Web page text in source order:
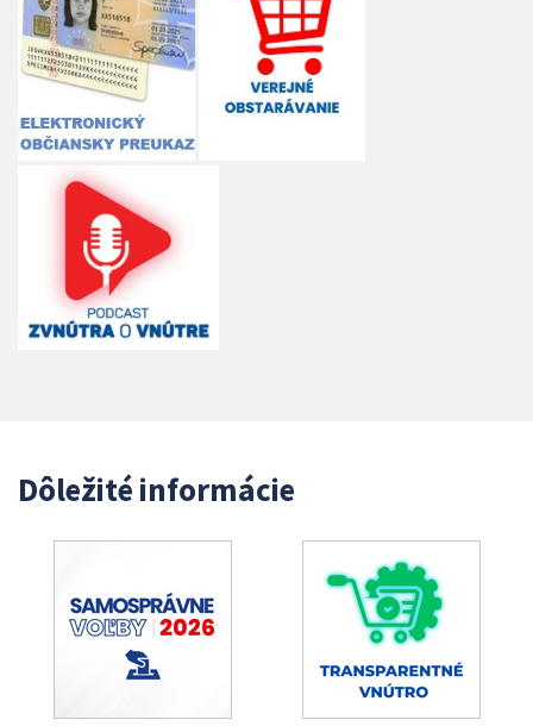
Dôležité informácie